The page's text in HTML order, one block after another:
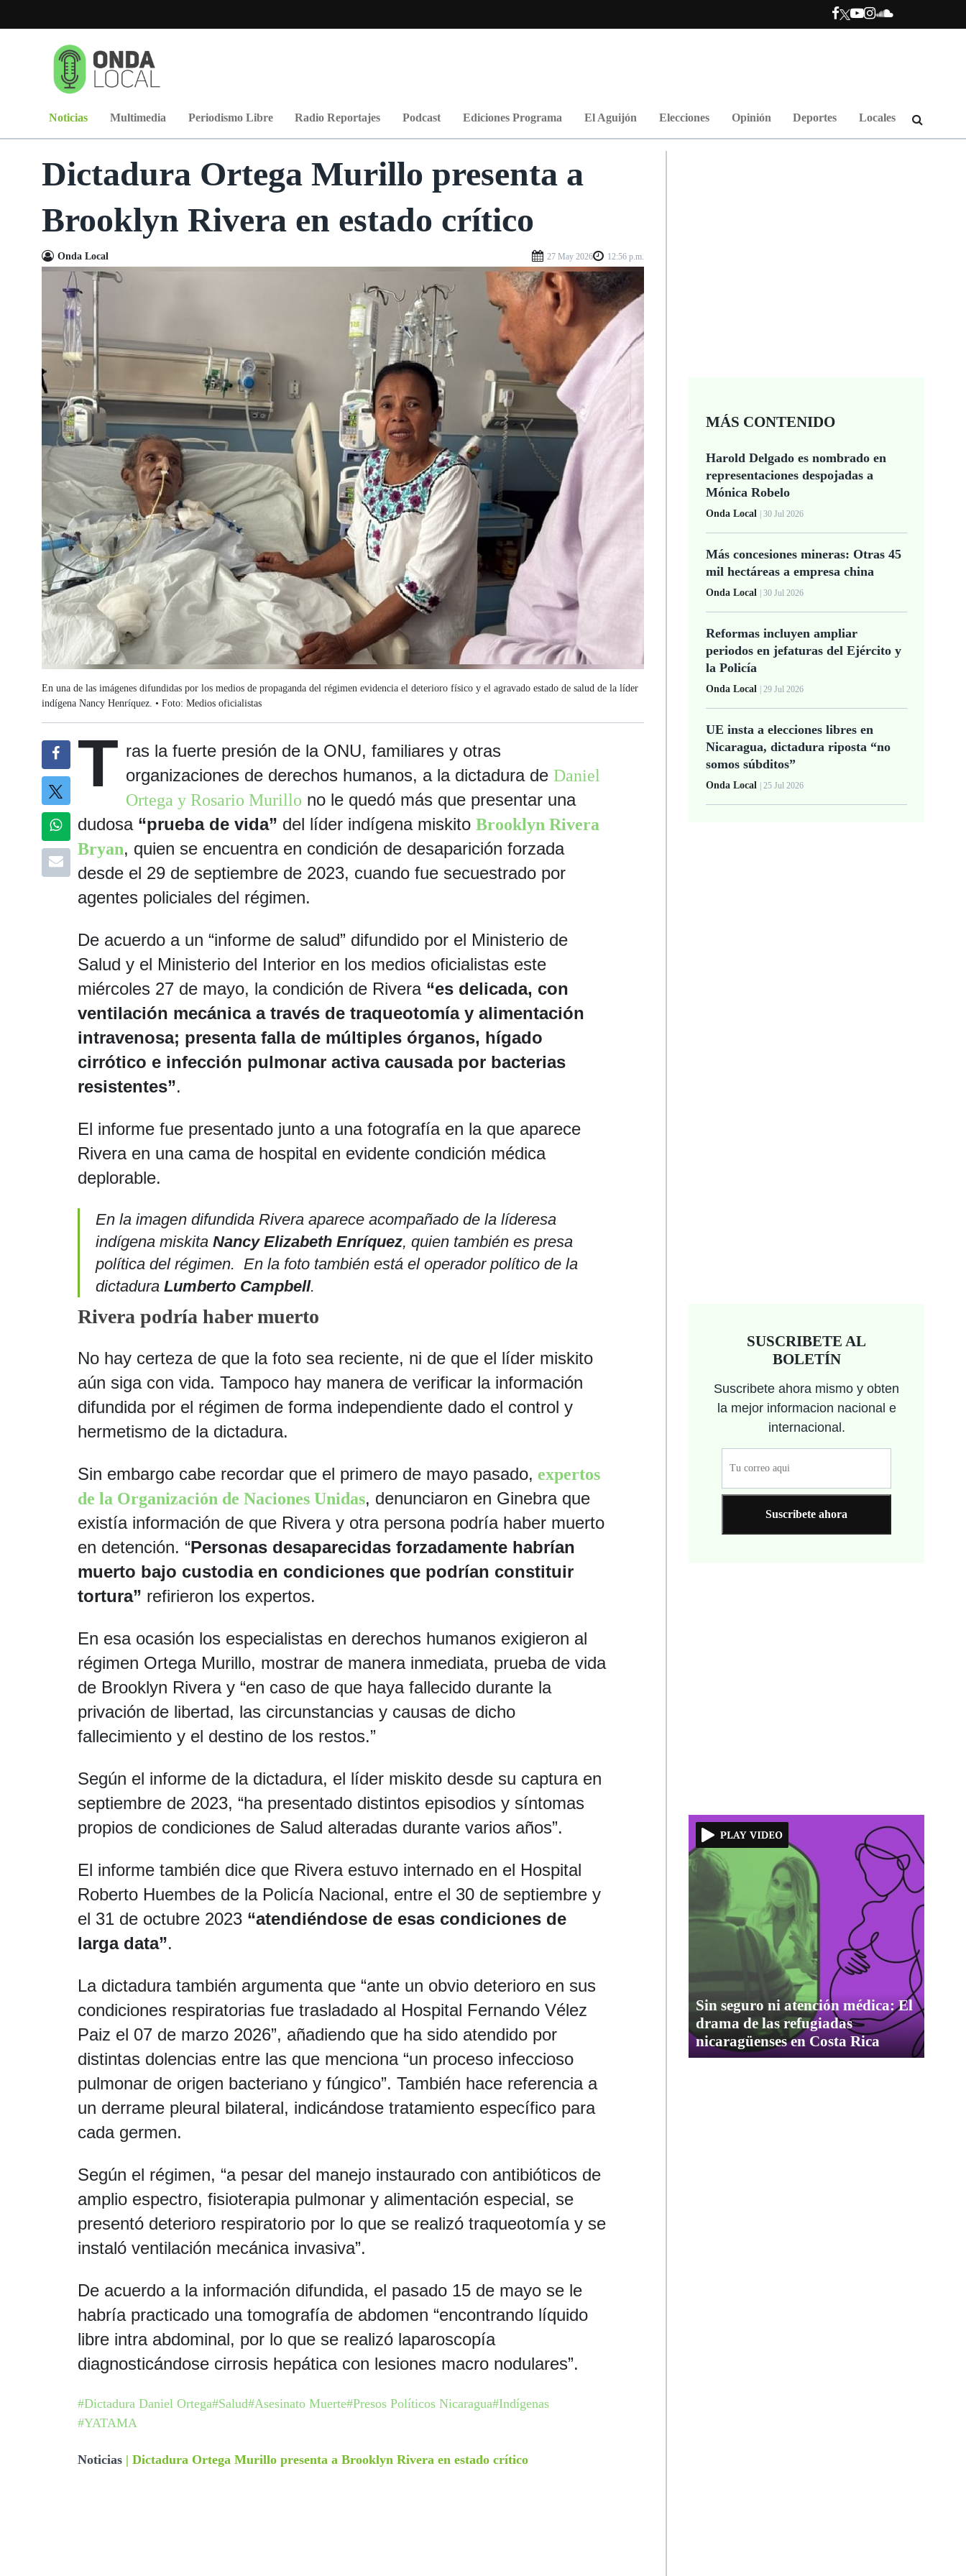
Noticias Multimedia Periodismo Libre Radio Reportajes Podcast Ediciones Programa El Aguijón Elecciones Opinión Deportes Locales
Dictadura Ortega Murillo presenta a
Brooklyn Rivera en estado crítico
Onda Local 27 May 2026 12:56 p.m.
En una de las imágenes difundidas por los medios de propaganda del régimen evidencia el deterioro físico y el agravado estado de salud de la líder
indígena Nancy Henríquez. • Foto: Medios oficialistas
T ras la fuerte presión de la ONU, familiares y otras
organizaciones de derechos humanos, a la dictadura de Daniel
Ortega y Rosario Murillo no le quedó más que presentar una
dudosa “prueba de vida” del líder indígena miskito Brooklyn Rivera
Bryan, quien se encuentra en condición de desaparición forzada
desde el 29 de septiembre de 2023, cuando fue secuestrado por
agentes policiales del régimen.
De acuerdo a un “informe de salud” difundido por el Ministerio de
Salud y el Ministerio del Interior en los medios oficialistas este
miércoles 27 de mayo, la condición de Rivera “es delicada, con
ventilación mecánica a través de traqueotomía y alimentación
intravenosa; presenta falla de múltiples órganos, hígado
cirrótico e infección pulmonar activa causada por bacterias
resistentes”.
El informe fue presentado junto a una fotografía en la que aparece
Rivera en una cama de hospital en evidente condición médica
deplorable.
En la imagen difundida Rivera aparece acompañado de la líderesa
indígena miskita Nancy Elizabeth Enríquez, quien también es presa
política del régimen. En la foto también está el operador político de la
dictadura Lumberto Campbell.
Rivera podría haber muerto
No hay certeza de que la foto sea reciente, ni de que el líder miskito
aún siga con vida. Tampoco hay manera de verificar la información
difundida por el régimen de forma independiente dado el control y
hermetismo de la dictadura.
Sin embargo cabe recordar que el primero de mayo pasado, expertos
de la Organización de Naciones Unidas, denunciaron en Ginebra que
existía información de que Rivera y otra persona podría haber muerto
en detención. “Personas desaparecidas forzadamente habrían
muerto bajo custodia en condiciones que podrían constituir
tortura” refirieron los expertos.
En esa ocasión los especialistas en derechos humanos exigieron al
régimen Ortega Murillo, mostrar de manera inmediata, prueba de vida
de Brooklyn Rivera y “en caso de que haya fallecido durante la
privación de libertad, las circunstancias y causas de dicho
fallecimiento y el destino de los restos.”
Según el informe de la dictadura, el líder miskito desde su captura en
septiembre de 2023, “ha presentado distintos episodios y síntomas
propios de condiciones de Salud alteradas durante varios años”.
El informe también dice que Rivera estuvo internado en el Hospital
Roberto Huembes de la Policía Nacional, entre el 30 de septiembre y
el 31 de octubre 2023 “atendiéndose de esas condiciones de
larga data”.
La dictadura también argumenta que “ante un obvio deterioro en sus
condiciones respiratorias fue trasladado al Hospital Fernando Vélez
Paiz el 07 de marzo 2026”, añadiendo que ha sido atendido por
distintas dolencias entre las que menciona “un proceso infeccioso
pulmonar de origen bacteriano y fúngico”. También hace referencia a
un derrame pleural bilateral, indicándose tratamiento específico para
cada germen.
Según el régimen, “a pesar del manejo instaurado con antibióticos de
amplio espectro, fisioterapia pulmonar y alimentación especial, se
presentó deterioro respiratorio por lo que se realizó traqueotomía y se
instaló ventilación mecánica invasiva”.
De acuerdo a la información difundida, el pasado 15 de mayo se le
habría practicado una tomografía de abdomen “encontrando líquido
libre intra abdominal, por lo que se realizó laparoscopía
diagnosticándose cirrosis hepática con lesiones macro nodulares”.
#Dictadura Daniel Ortega#Salud#Asesinato Muerte#Presos Políticos Nicaragua#Indígenas
#YATAMA
Noticias| Dictadura Ortega Murillo presenta a Brooklyn Rivera en estado crítico
MÁS CONTENIDO
Harold Delgado es nombrado en
representaciones despojadas a
Mónica Robelo
Onda Local | 30 Jul 2026
Más concesiones mineras: Otras 45
mil hectáreas a empresa china
Onda Local | 30 Jul 2026
Reformas incluyen ampliar
periodos en jefaturas del Ejército y
la Policía
Onda Local | 29 Jul 2026
UE insta a elecciones libres en
Nicaragua, dictadura riposta “no
somos súbditos”
Onda Local | 25 Jul 2026
SUSCRIBETE AL
BOLETÍN
Suscribete ahora mismo y obten
la mejor informacion nacional e
internacional.
Suscribete ahora
Sin seguro ni atención médica: El
drama de las refugiadas
nicaragüenses en Costa Rica